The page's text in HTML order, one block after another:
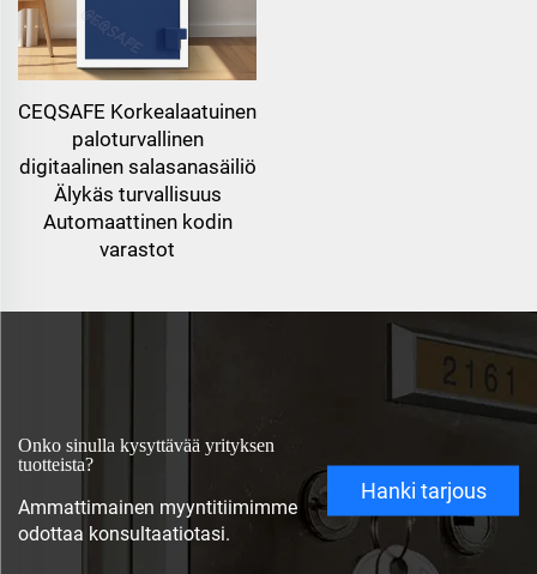
CEQSAFE Korkealaatuinen
paloturvallinen
digitaalinen salasanasäiliö
Älykäs turvallisuus
Automaattinen kodin
varastot
Onko sinulla kysyttävää yrityksen
tuotteista?
Ammattimainen myyntitiimimme
odottaa konsultaatiotasi.
Hanki tarjous